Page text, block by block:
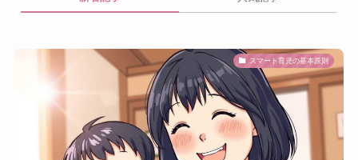
スマート育児の基本原則